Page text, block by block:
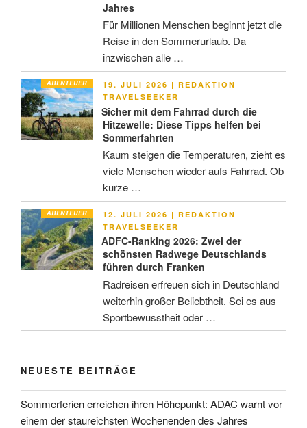
Jahres
Für Millionen Menschen beginnt jetzt die
Reise in den Sommerurlaub. Da
inzwischen alle …
ABENTEUER
VERÖFFENTLICHT
AM
19. JULI 2026 | REDAKTION
TRAVELSEEKER
Sicher mit dem Fahrrad durch die
Hitzewelle: Diese Tipps helfen bei
Sommerfahrten
Kaum steigen die Temperaturen, zieht es
viele Menschen wieder aufs Fahrrad. Ob
kurze …
ABENTEUER
VERÖFFENTLICHT
AM
12. JULI 2026 | REDAKTION
TRAVELSEEKER
ADFC-Ranking 2026: Zwei der
schönsten Radwege Deutschlands
führen durch Franken
Radreisen erfreuen sich in Deutschland
weiterhin großer Beliebtheit. Sei es aus
Sportbewusstheit oder …
NEUESTE BEITRÄGE
Sommerferien erreichen ihren Höhepunkt: ADAC warnt vor
einem der staureichsten Wochenenden des Jahres